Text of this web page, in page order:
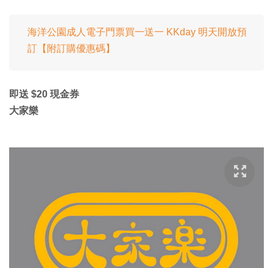
海洋公園成人電子門票買一送一 KKday 明天開放預
訂【附訂購優惠碼】
即送 $20 現金券
大家樂